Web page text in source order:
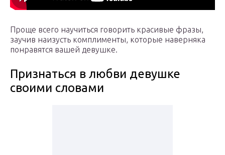
Проще всего научиться говорить красивые фразы,
заучив наизусть комплименты, которые наверняка
понравятся вашей девушке.
Признаться в любви девушке
своими словами